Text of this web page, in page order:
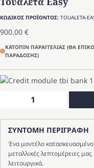
ΚΩΔΙΚΟΣ ΠΡΟΪΟΝΤΟΣ: TOUALETA-
900.00 €
ΚΑΤΟΠΙΝ ΠΑΡΑΓΓΕΛΙΑΣ (ΘΑ
ΠΑΡΑΔΟΣΗΣ)
ποσότητα
ΣΥΝΤΟΜΗ ΠΕΡΙΓΡΑΦΗ
Ένα μοντέλο
μεταλλικές λεπτομέρειες
λειτουργικά.